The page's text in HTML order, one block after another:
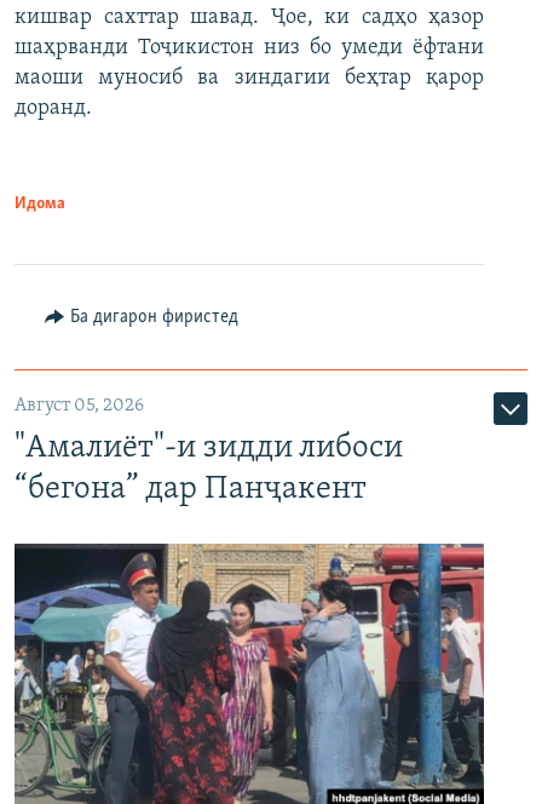
кишвар сахттар шавад. Ҷое, ки садҳо ҳазор
шаҳрванди Тоҷикистон низ бо умеди ёфтани
маоши муносиб ва зиндагии беҳтар қарор
доранд.
Идома
Ба дигарон фиристед
Август 05, 2026
"Амалиёт"-и зидди либоси
“бегона” дар Панҷакент